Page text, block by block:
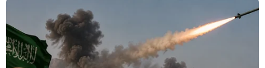
Theo dõi VietnamPlus